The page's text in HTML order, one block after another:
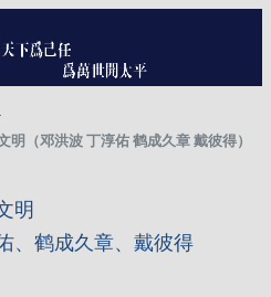
明（邓洪波 丁淳佑 鹤成久章 戴彼得）
明
、鹤成久章、戴彼得